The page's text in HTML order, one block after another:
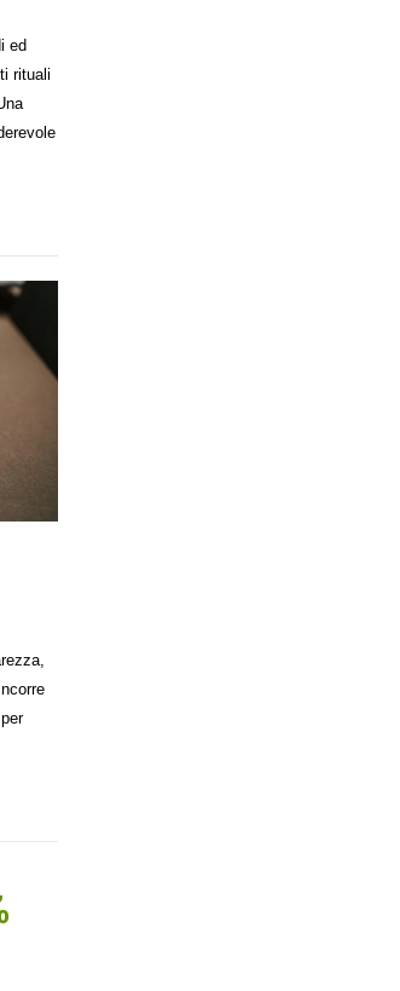
ed
rituali